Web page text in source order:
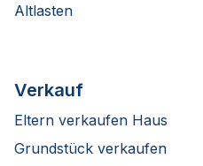
Altlasten
Verkauf
Eltern verkaufen Haus
Grundstück verkaufen